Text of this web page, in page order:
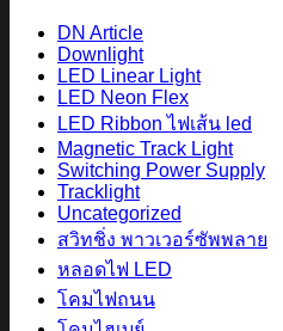
DN Article
Downlight
LED Linear Light
LED Neon Flex
LED Ribbon ไฟเส้น led
Magnetic Track Light
Switching Power Supply
Tracklight
Uncategorized
สวิทชิ่ง พาวเวอร์ซัพพลาย
หลอดไฟ LED
โคมไฟถนน